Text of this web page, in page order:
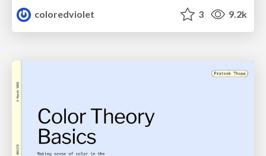
coloredviolet
3 9.2k